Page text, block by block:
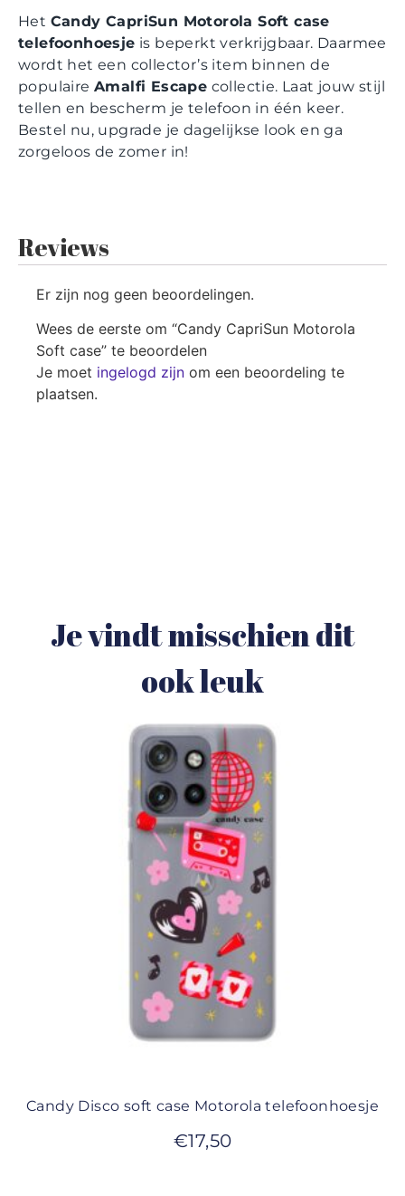
Het Candy CapriSun Motorola Soft case
telefoonhoesje is beperkt verkrijgbaar. Daarmee
wordt het een collector’s item binnen de
populaireAmalfi Escape collectie. Laat jouw stijl
tellen en bescherm je telefoon in één keer.
Bestel nu, upgrade je dagelijkse look en ga
zorgeloos de zomer in!
Reviews
Er zijn nog geen beoordelingen.
Wees de eerste om “Candy CapriSun Motorola
Soft case” te beoordelen
Je moet ingelogd zijn om een beoordeling te
plaatsen.
Je vindt misschien dit
ook leuk
Candy Disco soft case Motorola telefoonhoesje
€17,50